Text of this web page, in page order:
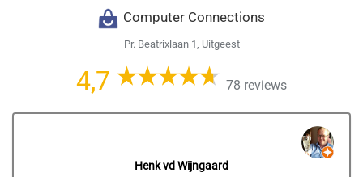
Computer Connections
Pr. Beatrixlaan 1, Uitgeest
4,7 78 reviews
Henk vd Wijngaard